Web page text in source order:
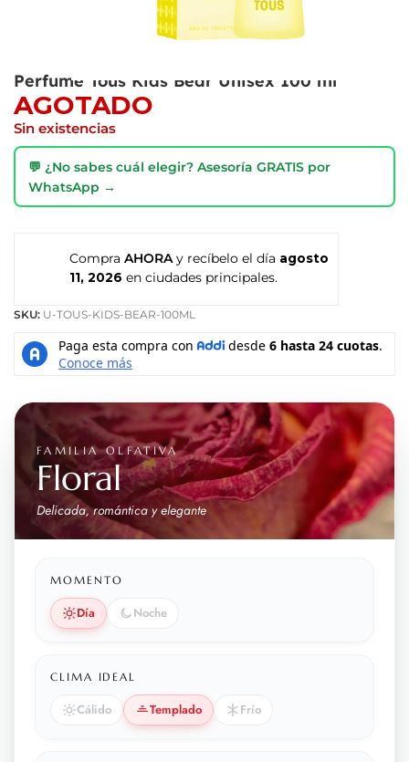
Perfume Tous Kids Bear Unisex 100 ml
AGOTADO
Sin existencias
💬 ¿No sabes cuál elegir? Asesoría GRATIS por
WhatsApp →
Compra AHORA y recíbelo el día agosto
11, 2026 en ciudades principales.
SKU: U-TOUS-KIDS-BEAR-100ML
FAMILIA OLFATIVA
Floral
Delicada, romántica y elegante
MOMENTO
Día Noche
CLIMA IDEAL
Cálido Templado Frío